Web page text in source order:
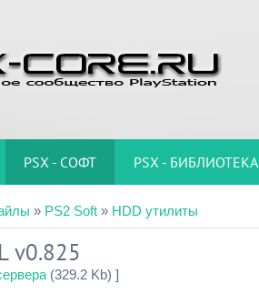
PSX - СОФТ PSX - БИБЛИОТЕКА
» PS2 Soft » HDD утилиты
v0.825
(329.2 Kb) ]